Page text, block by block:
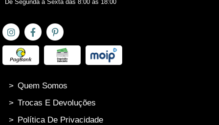
De Segunda à Sexta das 8:00 às 18:00
> Quem Somos
> Trocas E Devoluções
> Política De Privacidade